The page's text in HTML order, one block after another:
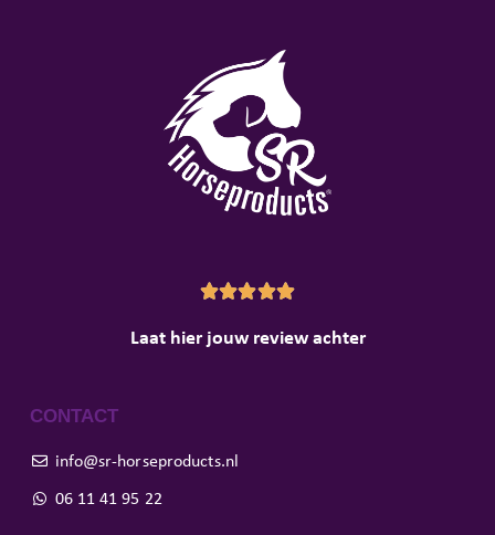

Laat hier jouw review achter
CONTACT
info@sr-horseproducts.nl
06 11 41 95 22